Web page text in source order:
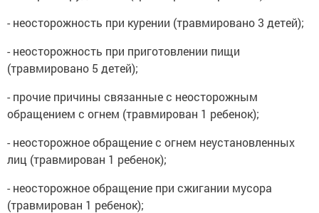
- неосторожность при курении (травмировано 3 детей);
- неосторожность при приготовлении пищи
(травмировано 5 детей);
- прочие причины связанные с неосторожным
обращением с огнем (травмирован 1 ребенок);
- неосторожное обращение с огнем неустановленных
лиц (травмирован 1 ребенок);
- неосторожное обращение при сжигании мусора
(травмирован 1 ребенок);